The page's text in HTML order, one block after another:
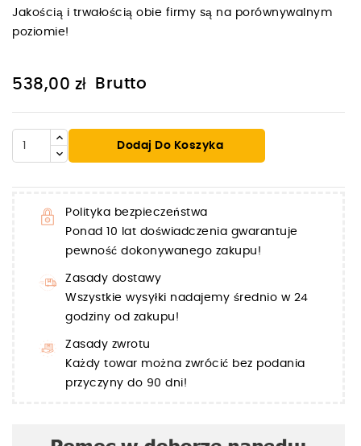
Jakością i trwałością obie firmy są na porównywalnym
poziomie!
538,00 zł Brutto
Dodaj Do Koszyka
Polityka bezpieczeństwa
Ponad 10 lat doświadczenia gwarantuje
pewność dokonywanego zakupu!
Zasady dostawy
Wszystkie wysyłki nadajemy średnio w 24
godziny od zakupu!
Zasady zwrotu
Każdy towar można zwrócić bez podania
przyczyny do 90 dni!